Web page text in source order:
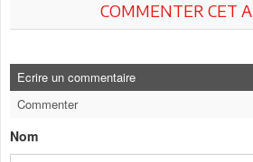
COMMENTER CET
Ecrire un commentaire
Commenter
Nom